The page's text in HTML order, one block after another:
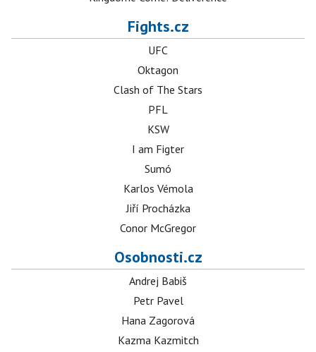
Fights.cz
UFC
Oktagon
Clash of The Stars
PFL
KSW
I am Figter
Sumó
Karlos Vémola
Jiří Procházka
Conor McGregor
Osobnosti.cz
Andrej Babiš
Petr Pavel
Hana Zagorová
Kazma Kazmitch